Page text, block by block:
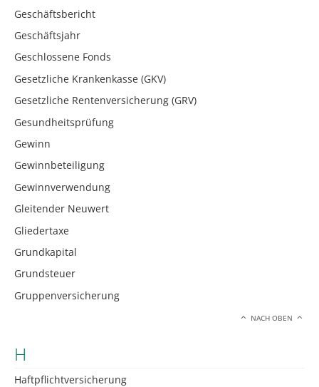
Geschäftsbericht
Geschäftsjahr
Geschlossene Fonds
Gesetzliche Krankenkasse (GKV)
Gesetzliche Rentenversicherung (GRV)
Gesundheitsprüfung
Gewinn
Gewinnbeteiligung
Gewinnverwendung
Gleitender Neuwert
Gliedertaxe
Grundkapital
Grundsteuer
Gruppenversicherung
NACH OBEN
H
Haftpflichtversicherung